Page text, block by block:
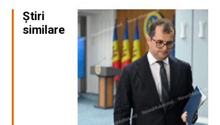
Știri
similare